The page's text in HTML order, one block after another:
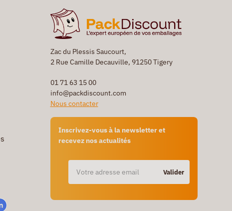
Zac du Plessis Saucourt,
2 Rue Camille Decauville, 91250 Tigery
01 71 63 15 00
info@packdiscount.com
Nous contacter
Inscrivez-vous à la newsletter et
recevez nos actualités
Valider